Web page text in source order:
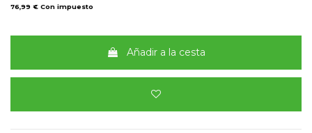
76,99 € Con impuesto
Añadir a la cesta